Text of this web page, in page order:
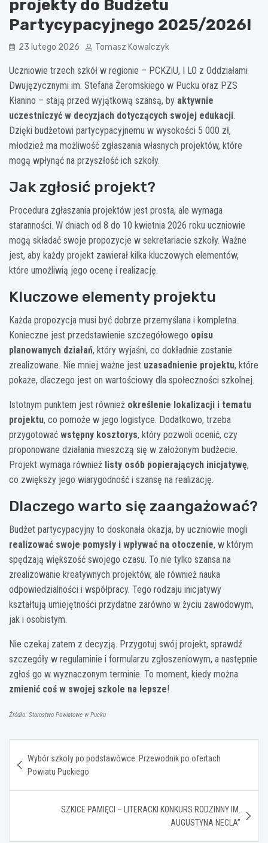
projekty do Budżetu
Partycypacyjnego 2025/2026!
23 lutego 2026 Tomasz Kowalczyk
Uczniowie trzech szkół w regionie – PCKZiU, I LO z Oddziałami
Dwujęzycznymi im. Stefana Żeromskiego w Pucku oraz PZS
Kłanino – stają przed wyjątkową szansą, by aktywnie
uczestniczyć w decyzjach dotyczących swojej edukacji.
Dzięki budżetowi partycypacyjnemu w wysokości 5 000 zł,
młodzież ma możliwość zgłaszania własnych projektów, które
mogą wpłynąć na przyszłość ich szkoły.
Jak zgłosić projekt?
Procedura zgłaszania projektów jest prosta, ale wymaga
staranności. W dniach od 8 do 10 kwietnia 2026 roku uczniowie
mogą składać swoje propozycje w sekretariacie szkoły. Ważne
jest, aby każdy projekt zawierał kilka kluczowych elementów,
które umożliwią jego ocenę i realizację.
Kluczowe elementy projektu
Każda propozycja musi być dobrze przemyślana i kompletna.
Konieczne jest przedstawienie szczegółowego opisu
planowanych działań, który wyjaśni, co dokładnie zostanie
zrealizowane. Nie mniej ważne jest uzasadnienie projektu, które
pokaże, dlaczego jest on wartościowy dla społeczności szkolnej.
Istotnym punktem jest również określenie lokalizacji i tematu
projektu, co pomoże w jego logistyce. Dodatkowo, trzeba
przygotować wstępny kosztorys, który pozwoli ocenić, czy
proponowane działania mieszczą się w założonym budżecie.
Projekt wymaga również listy osób popierających inicjatywę,
co zwiększy jego wiarygodność i szansę na realizację.
Dlaczego warto się zaangażować?
Budżet partycypacyjny to doskonała okazja, by uczniowie mogli
realizować swoje pomysły i wpływać na otoczenie, w którym
spędzają większość swojego czasu. To nie tylko szansa na
zrealizowanie kreatywnych projektów, ale również nauka
odpowiedzialności i współpracy. Tego rodzaju inicjatywy
kształtują umiejętności przydatne zarówno w życiu zawodowym,
jak i osobistym.
Nie czekaj zatem z decyzją. Przygotuj swój projekt, sprawdź
szczegóły w regulaminie i formularzu zgłoszeniowym, a następnie
zgłoś go w wyznaczonym terminie. To moment, kiedy można
zmienić coś w swojej szkole na lepsze!
Źródło: Starostwo Powiatowe w Pucku
wpisu
Wybór szkoły po podstawówce: Przewodnik po ofertach
Powiatu Puckiego
SZKICE PAMIĘCI – LITERACKI KONKURS RODZINNY IM.
AUGUSTYNA NECLA”